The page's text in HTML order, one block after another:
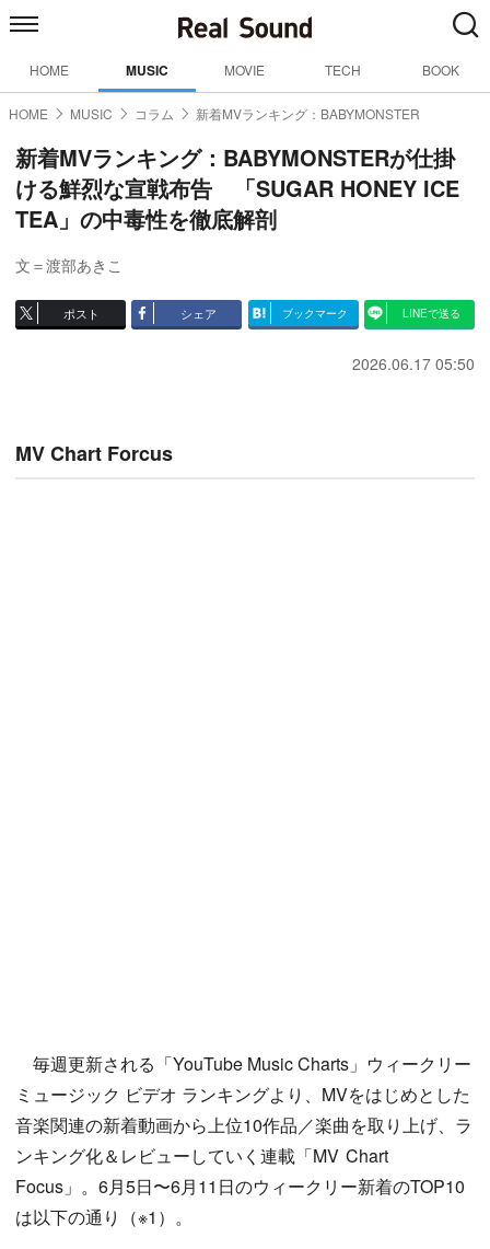
HOME MUSIC MOVIE TECH BOOK
HOME MUSIC コラム 新着MVランキング：BABYMONSTER
新着MVランキング：BABYMONSTERが仕掛
ける鮮烈な宣戦布告 「SUGAR HONEY ICE
TEA」の中毒性を徹底解剖
文＝渡部あきこ
ポスト シェア ブックマーク LINEで送る
2026.06.17 05:50
MV Chart Forcus
毎週更新される「YouTube Music Charts」ウィークリー
ミュージック ビデオ ランキングより、MVをはじめとした
音楽関連の新着動画から上位10作品／楽曲を取り上げ、ラ
ンキング化＆レビューしていく連載「MV Chart
Focus」。6月5日〜6月11日のウィークリー新着のTOP10
は以下の通り（※1）。